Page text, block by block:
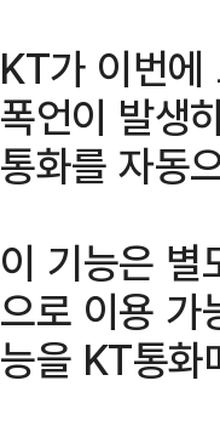
KT가 이번에
폭언이 발생
통화를 자동
이 기능은 별
으로 이용
능을 KT통화